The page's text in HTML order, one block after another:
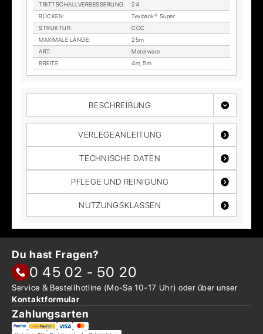
TRITT­SCHALL­VER­BES­SE­RUNG:
24
RÜ­CKEN:
Tex­back® Su­per
STRUK­TUR:
COC
MA­XI­MA­LE LÄN­GE:
25m
ART:
Me­ter­wa­re
BREI­TE: 4m, 5m
BESCHREIBUNG
VERLEGEANLEITUNG
TECHNISCHE DATEN
PFLEGE UND REINIGUNG
NUTZUNGSKLASSEN
Du hast Fragen?
0 45 02 - 50 20
Service & Bestellhotline (Mo-Sa 10-17 Uhr) oder überunser
Kontaktformular
Zahlungsarten